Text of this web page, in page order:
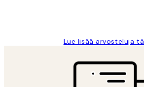
Lue lisää arvosteluja